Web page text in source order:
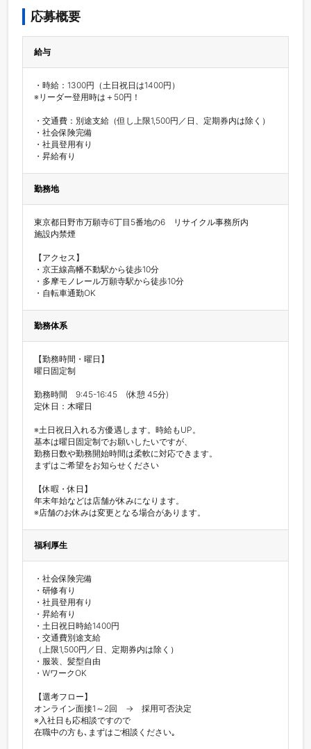
応募概要
給与
・時給：1300円（土日祝日は1400円）
※リーダー登用時は＋50円！
・交通費：別途支給（但し上限1,500円／日、定期券内は除く）
・社会保険完備
・社員登用有り
・昇給有り
勤務地
東京都日野市万願寺6丁目5番地の6　リサイクル事務所内
施設内禁煙
【アクセス】
・京王線高幡不動駅から徒歩10分
・多摩モノレール万願寺駅から徒歩10分
・自転車通勤OK
勤務体系
【勤務時間・曜日】
曜日固定制
勤務時間　9:45-16:45　(休憩 45分)
定休日：木曜日
※土日祝日入れる方優遇します。時給もUP。
基本は曜日固定制でお願いしたいですが、
勤務日数や勤務開始時間は柔軟に対応できます。
まずはご希望をお知らせください
【休暇・休日】
年末年始などは店舗が休みになります。
※店舗のお休みは変更となる場合があります。
福利厚生
・社会保険完備
・研修有り
・社員登用有り
・昇給有り
・土日祝日時給1400円
・交通費別途支給
（上限1,500円／日、定期券内は除く）
・服装、髪型自由
・WワークOK
【選考フロー】
オンライン面接1～2回　→　採用可否決定
※入社日も応相談ですので
在職中の方も､まずはご相談ください｡